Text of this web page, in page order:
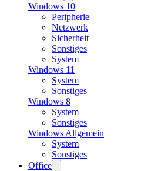
Windows 10
Peripherie
Netzwerk
Sicherheit
Sonstiges
System
Windows 11
System
Sonstiges
Windows 8
System
Sonstiges
Windows Allgemein
System
Sonstiges
Office